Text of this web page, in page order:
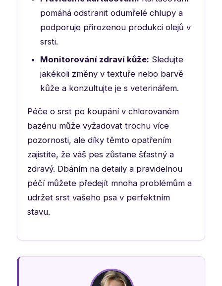
pomáhá odstranit odumřelé chlupy a
podporuje přirozenou produkci olejů v
srsti.
Monitorování zdraví kůže: Sledujte
jakékoli změny v textuře nebo barvě
kůže a konzultujte je s veterinářem.
Péče o srst po koupání v chlorovaném
bazénu může vyžadovat trochu více
pozornosti, ale díky těmto opatřením
zajistíte, že váš pes zůstane šťastný a
zdravý. Dbáním na detaily a pravidelnou
péčí můžete předejít mnoha problémům a
udržet srst vašeho psa v perfektním
stavu.